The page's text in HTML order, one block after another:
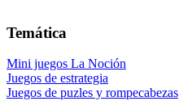
Temática
Mini juegos La Noción
Juegos de estrategia
Juegos de puzles y rompecabezas